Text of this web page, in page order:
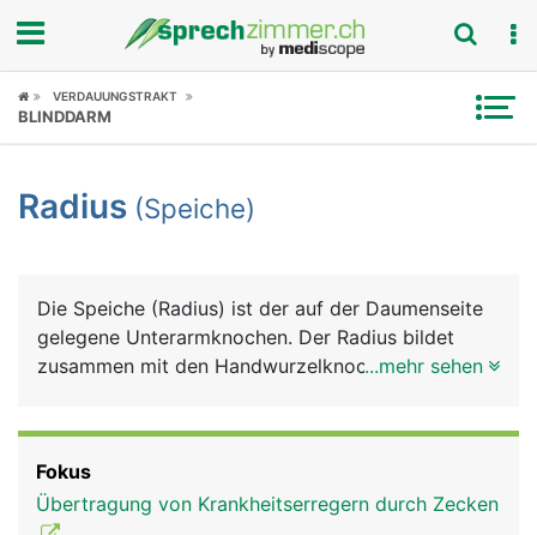
Fokus
Symptome
News
Rubriken
VERDAUUNGSTRAKT
BLINDDARM
Radius (Speiche)
Die Speiche (Radius) ist der auf der Daumenseite
gelegene Unterarmknochen. Der Radius bildet
zusammen mit den Handwurzelknochen den
...mehr sehen
Fokus
Übertragung von Krankheitserregern durch Zecken